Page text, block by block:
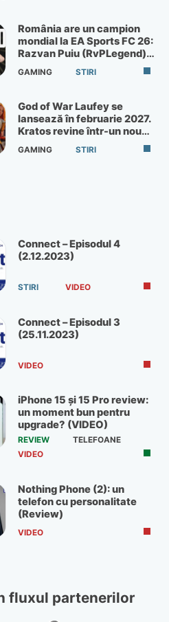
România are un campion
mondial la EA Sports FC 26:
Razvan Puiu (RvPLegend)
câștigă turneul de la Paris
GAMING STIRI
God of War Laufey se
lansează în februarie 2027.
Kratos revine într-un nou
God of War
GAMING STIRI
Connect – Episodul 4
(2.12.2023)
STIRI VIDEO
Connect – Episodul 3
(25.11.2023)
VIDEO
iPhone 15 și 15 Pro review:
un moment bun pentru
upgrade? (VIDEO)
REVIEW
TELEFOANE
VIDEO
Nothing Phone (2): un
telefon cu personalitate
(Review)
VIDEO
fluxul partenerilor